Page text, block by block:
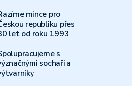
mince pro
republiku přes
let od roku 1993
s
sochaři a